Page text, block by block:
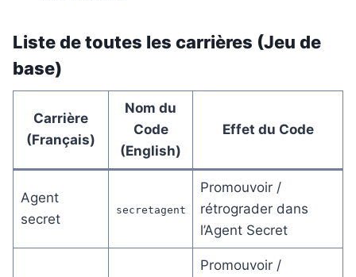
Liste de toutes les carrières (Jeu de
base)
Carrière
(Français)
Nom du
Code
(English)
Effet du Code
Agent
secret
secretagent
Promouvoir /
rétrograder dans
l’Agent Secret
Promouvoir /